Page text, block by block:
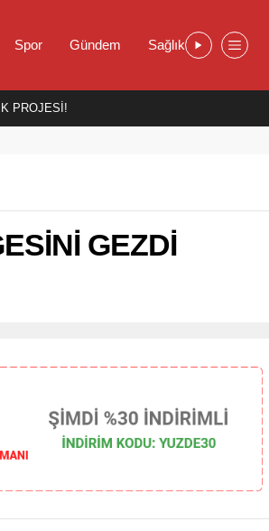
Spor Gündem Sağlık
PROJESİ!
GEZDİ